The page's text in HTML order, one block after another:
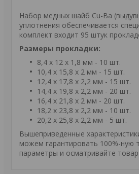
Набор медных шайб Cu-Ba
уплотнения обеспечивается
комплект входит 95 штук
Размеры прокладки:
8,4 х 12 х 1,8 мм - 10 шт.
10,4 х 15,8 х 2 мм - 15 шт.
12,4 х 17,8 х 2,2 мм - 15 шт.
14,4 х 19,8 х 2,2 мм - 20 шт.
16,4 х 21,8 х 2 мм - 20 шт.
18,2 х 23,8 х 2,2 мм - 10 шт.
20,2 х 25,8 х 2,2 мм - 5 шт.
Вышеприведенные
можем гарантировать 100%-ную
параметры и осматривайте